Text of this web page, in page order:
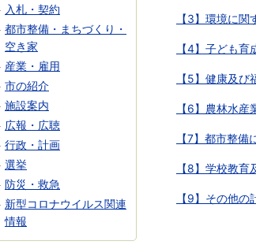
【3】環境に関
【4】子ども
【5】健康及
【6】農林水
【7】都市整備
【8】学校教
【9】その他の
入札・契約
都市整備・まちづくり・
空き家
産業・雇用
市の紹介
施設案内
広報・広聴
行政・計画
選挙
防災・救急
新型コロナウイルス関連
情報